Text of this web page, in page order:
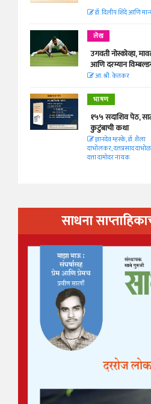
डॉ. दिलीप शिंदे आणि
लेख
उगवती नोस्कोव्हा,
आणि दरम्यान
आ. श्री. केतकर
भाषण
१५५ सदाशिव पेठ,
कुटुंबाची कथा
ज्ञानदेव म्हस्के, डॉ. शैला
दाभोलकर, दत्तप्रसाद
दत्ता दामोदर नायक
साधना